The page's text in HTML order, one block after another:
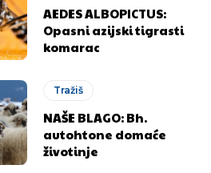
AEDES ALBOPICTUS:
Opasni azijski tigrasti
komarac
Tražiš
NAŠE BLAGO: Bh.
autohtone domaće
životinje